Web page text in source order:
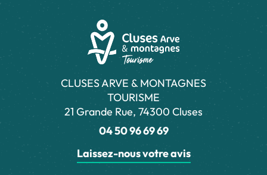
CLUSES ARVE & MONTAGNES
TOURISME
21 Grande Rue, 74300 Cluses
04 50 96 69 69
Laissez-nous votre avis